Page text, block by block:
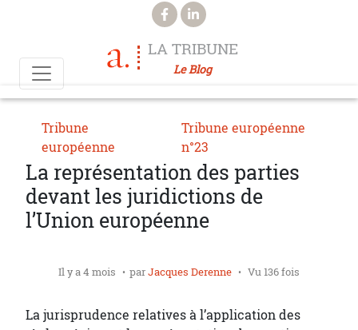
Aller au contenu principal
LA TRIBUNE
Le Blog
Tribune
européenne
Tribune européenne
n°23
La représentation des parties
devant les juridictions de
l’Union européenne
Il y a 4 mois parJacques Derenne Vu 136 fois
La jurisprudence relatives à l’application des